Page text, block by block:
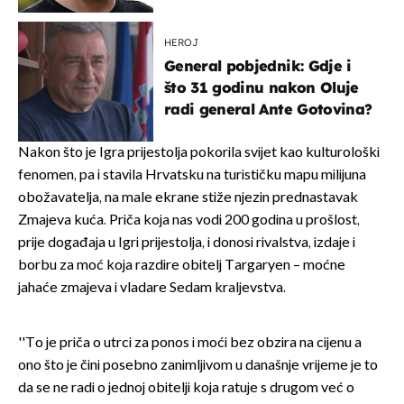
HEROJ
General pobjednik: Gdje i
što 31 godinu nakon Oluje
radi general Ante Gotovina?
Nakon što je Igra prijestolja pokorila svijet kao kulturološki
fenomen, pa i stavila Hrvatsku na turističku mapu milijuna
obožavatelja, na male ekrane stiže njezin prednastavak
Zmajeva kuća. Priča koja nas vodi 200 godina u prošlost,
prije događaja u Igri prijestolja, i donosi rivalstva, izdaje i
borbu za moć koja razdire obitelj Targaryen – moćne
jahaće zmajeva i vladare Sedam kraljevstva.
''To je priča o utrci za ponos i moći bez obzira na cijenu a
ono što je čini posebno zanimljivom u današnje vrijeme je to
da se ne radi o jednoj obitelji koja ratuje s drugom već o